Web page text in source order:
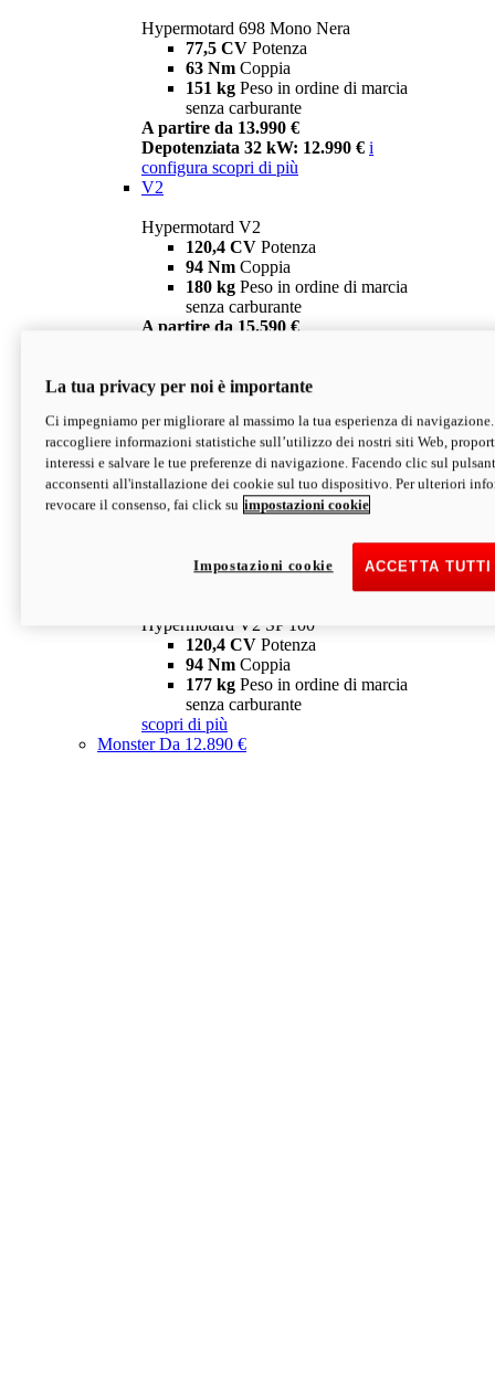
Hypermotard 698 Mono Nera
77,5 CV Potenza
63 Nm Coppia
151 kg Peso in ordine di marcia
senza carburante
A partire da 13.990 €
Depotenziata 32 kW: 12.990 € i
configura scopri di più
V2
Hypermotard V2
120,4 CV Potenza
94 Nm Coppia
180 kg Peso in ordine di marcia
senza carburante
A partire da 15.590 €
V2 SP
Hypermotard V2 SP
120,4 CVPotenza
94 NmCoppia
177 kgPeso in ordine di marcia
senza carburante
Depotenziata 35 kW: 18.890 € i
configura scopri di più
Hypermotard V2 SP 100
120,4 CV Potenza
94 Nm Coppia
177 kg Peso in ordine di marcia
senza carburante
scopri di più
MonsterDa 12.890 €
La tua privacy per noi è importante
Ci impegniamo per migliorare al massimo la tua esperienza di
raccogliere informazioni statistiche sull’utilizzo dei nostri siti Web,
interessi e salvare le tue preferenze di navigazione. Facendo clic sul
acconsenti all'installazione dei cookie sul tuo dispositivo. Per ulteriori
revocare il consenso, fai click su impostazioni cookie
ACCETTA
Impostazioni cookie